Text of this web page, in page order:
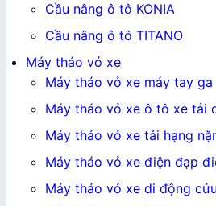
Cầu nâng ô tô KONIA
Cầu nâng ô tô TITANO
Máy tháo vỏ xe
Máy tháo vỏ xe máy tay ga
Máy tháo vỏ xe ô tô xe tải
Máy tháo vỏ xe tải hạng
Máy tháo vỏ xe điện đạp
Máy tháo vỏ xe di động